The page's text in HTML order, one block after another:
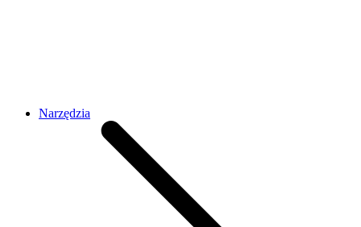
Narzędzia